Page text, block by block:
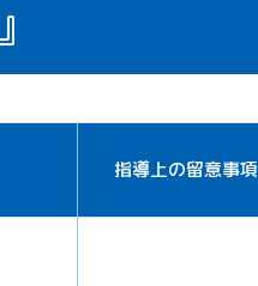
指導上の留意事項